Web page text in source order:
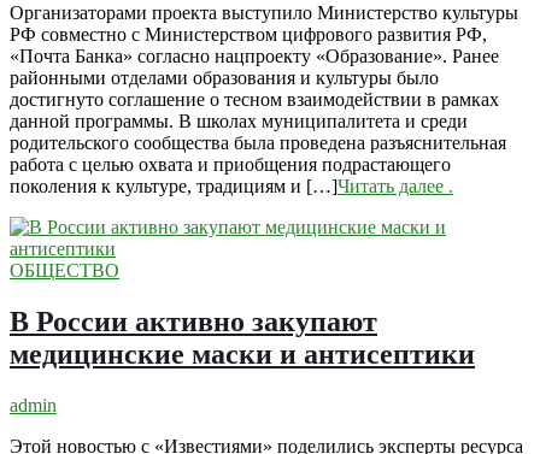
Организаторами проекта выступило Министерство культуры
РФ совместно с Министерством цифрового развития РФ,
«Почта Банка» согласно нацпроекту «Образование». Ранее
районными отделами образования и культуры было
достигнуто соглашение о тесном взаимодействии в рамках
данной программы. В школах муниципалитета и среди
родительского сообщества была проведена разъяснительная
работа с целью охвата и приобщения подрастающего
поколения к культуре, традициям и […]Читать далее .
ОБЩЕСТВО
В России активно закупают
медицинские маски и антисептики
admin
Этой новостью с «Известиями» поделились эксперты ресурса